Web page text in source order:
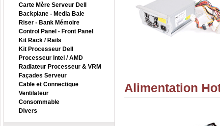
Carte Mère Serveur Dell
Backplane - Media Baie
Riser - Bank Mémoire
Control Panel - Front Panel
Kit Rack / Rails
Kit Processeur Dell
Processeur Intel / AMD
Radiateur Processeur & VRM
Façades Serveur
Cable et Connectique
Ventilateur
Consommable
Divers
Alimentation